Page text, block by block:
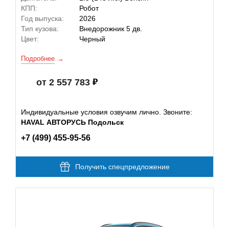
КПП:
Робот
Год выпуска:
2026
Тип кузова:
Внедорожник 5 дв.
Цвет:
Черный
Подробнее
от 2 557 783
Индивидуальные условия озвучим лично. Звоните:
HAVAL АВТОРУСЬ Подольск
+7 (499) 455-95-56
Получить спецпредложение